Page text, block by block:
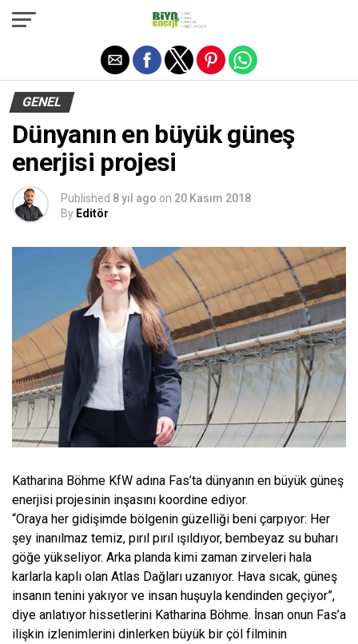
GENEL
Dünyanın en büyük güneş
enerjisi projesi
Published 8 yıl ago on 20 Kasım 2018
By Editör
Katharina Böhme KfW adına Fas’ta dünyanın en büyük güneş
enerjisi projesinin inşasını koordine ediyor.
“Oraya her gidişimde bölgenin güzelliği beni çarpıyor: Her
şey inanılmaz temiz, pırıl pırıl ışıldıyor, bembeyaz su buharı
göğe yükseliyor. Arka planda kimi zaman zirveleri hala
karlarla kaplı olan Atlas Dağları uzanıyor. Hava sıcak, güneş
insanın tenini yakıyor ve insan huşuyla kendinden geçiyor”,
diye anlatıyor hissetlerini Katharina Böhme. İnsan onun Fas’a
ilişkin izlenimlerini dinlerken büyük bir çöl filminin
Exit mobile version